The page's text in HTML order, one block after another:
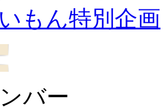
もん特別企画
バー